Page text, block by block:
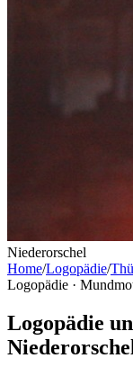
Niederorschel
Home/Logopädie/
Logopädie ·
Logopädie